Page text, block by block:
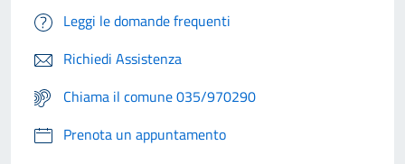
Leggi le domande frequenti
Richiedi Assistenza
Chiama il comune 035/970290
Prenota un appuntamento